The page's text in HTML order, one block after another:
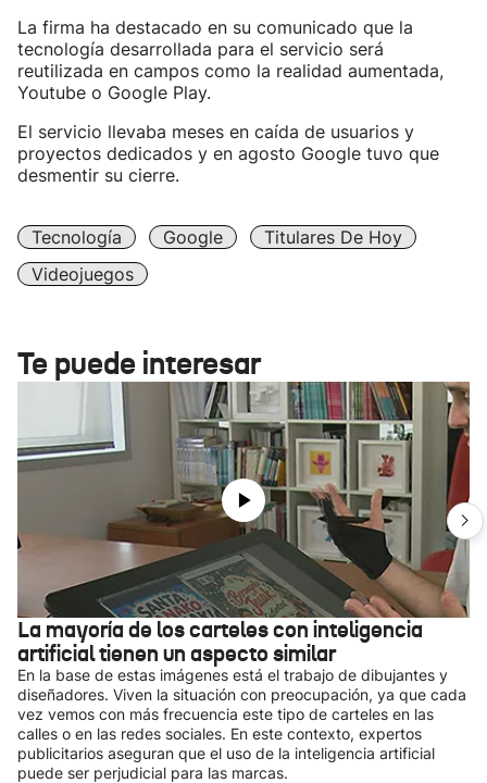
La firma ha destacado en su comunicado que la
tecnología desarrollada para el servicio será
reutilizada en campos como la realidad aumentada,
Youtube o Google Play.
El servicio llevaba meses en caída de usuarios y
proyectos dedicados y en agosto Google tuvo que
desmentir su cierre.
Tecnología Google
Titulares De Hoy
Videojuegos
Te puede interesar
La mayoría de los carteles con inteligencia
artificial tienen un aspecto similar
En la base de estas imágenes está el trabajo de dibujantes y
diseñadores. Viven la situación con preocupación, ya que cada
vez vemos con más frecuencia este tipo de carteles en las
calles o en las redes sociales. En este contexto, expertos
publicitarios aseguran que el uso de la inteligencia artificial
puede ser perjudicial para las marcas.